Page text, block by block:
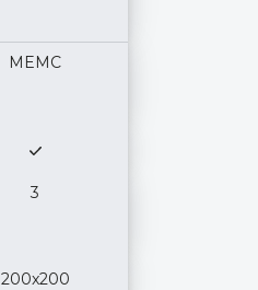
MEMC
3
200x200